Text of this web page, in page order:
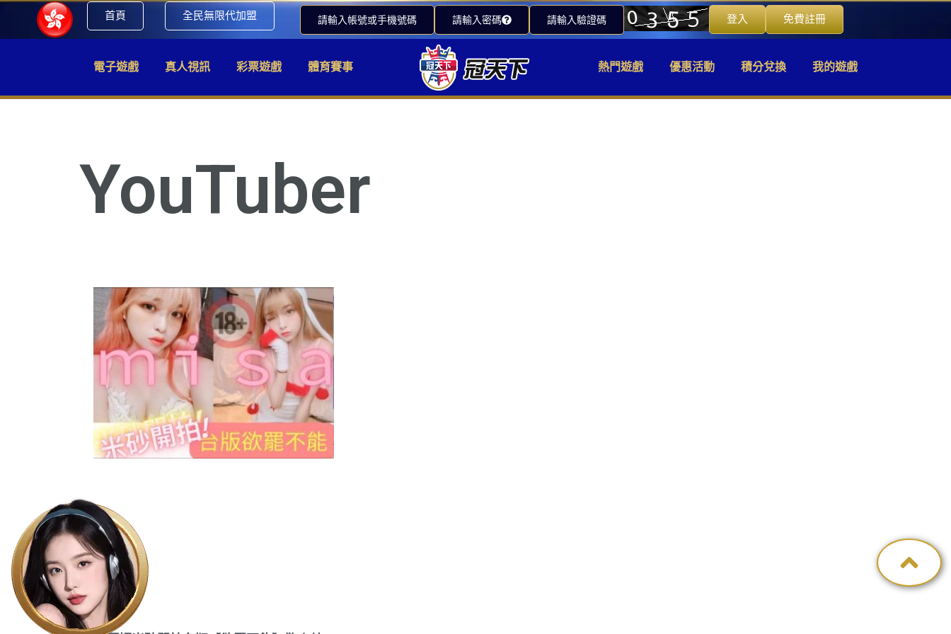
首頁 全民無限代加盟 請輸入帳號或手機號碼 請輸入密碼 請輸入驗證碼 登入 免費註冊
電子遊戲 真人視訊 彩票遊戲 體育賽事 熱門遊戲 優惠活動 積分兌換 我的遊戲
YouTuber